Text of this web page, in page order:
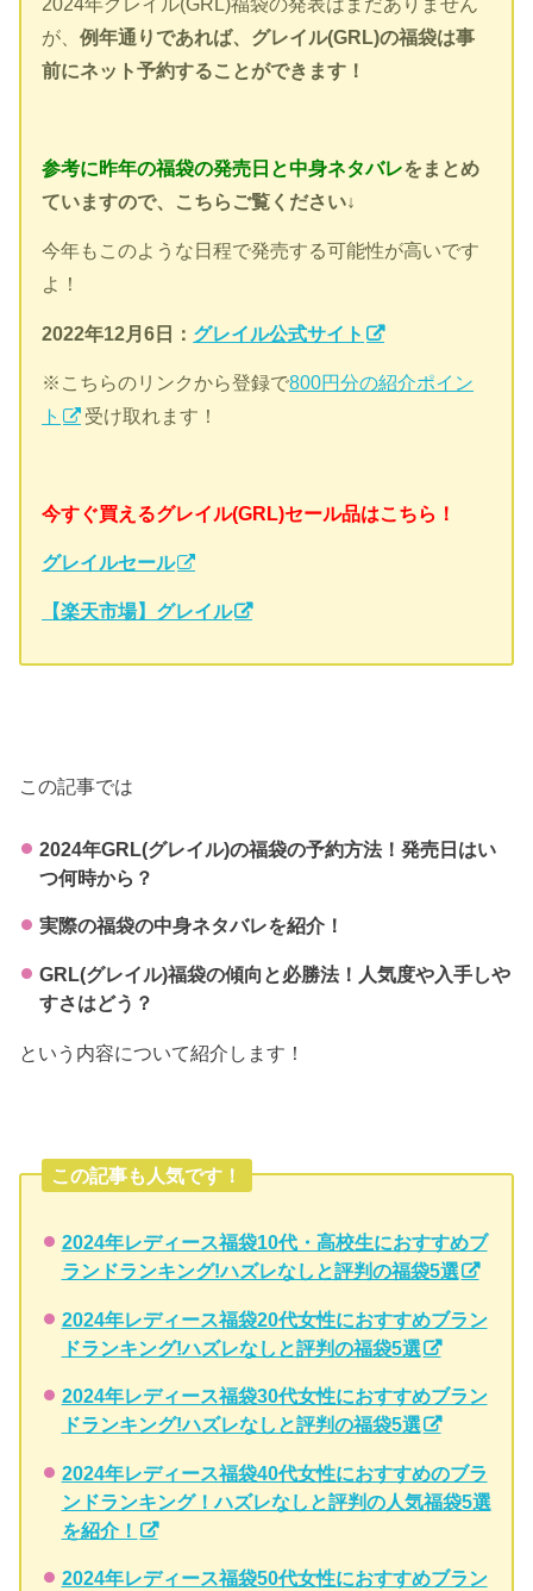
が、例年通りであれば、グレイル(GRL)の福袋は事
前にネット予約することができます！
参考に昨年の福袋の発売日と中身ネタバレをまとめ
ていますので、こちらご覧ください↓
今年もこのような日程で発売する可能性が高いです
よ！
2022年12月6日： グレイル公式サイト
※こちらのリンクから登録で800円分の紹介ポイン
ト
受け取れます！
今すぐ買えるグレイル(GRL)セール品はこちら！
グレイルセール
【楽天市場】グレイル
この記事では
2024年GRL(グレイル)の福袋の予約方法！発売日はい
つ何時から？
実際の福袋の中身ネタバレを紹介！
GRL(グレイル)福袋の傾向と必勝法！人気度や入手しや
すさはどう？
という内容について紹介します！
この記事も人気です！
2024年レディース福袋10代・高校生におすすめブ
ランドランキング!ハズレなしと評判の福袋5選
2024年レディース福袋20代女性におすすめブラン
ドランキング!ハズレなしと評判の福袋5選
2024年レディース福袋30代女性におすすめブラン
ドランキング!ハズレなしと評判の福袋5選
2024年レディース福袋40代女性におすすめのブラ
ンドランキング！ハズレなしと評判の人気福袋5選
を紹介！
2024年レディース福袋50代女性におすすめブラン